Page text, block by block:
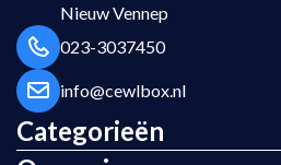
Nieuw Vennep
023-3037450
info@cewlbox.nl
Categorieën